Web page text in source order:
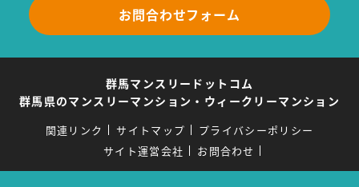
お問合わせフォーム
群馬マンスリードットコム
群馬県のマンスリーマンション・ウィークリーマンション
関連リンク サイトマップ
プライバシーポリシー
サイト運営会社
お問合わせ